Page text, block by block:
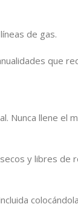
de gas.
que
Nunca llene el
y libres de